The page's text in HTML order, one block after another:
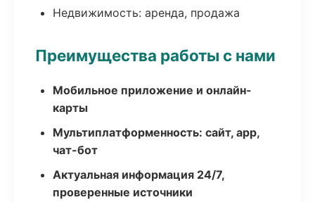
Недвижимость: аренда, продажа
Преимущества работы с нами
Мобильное приложение и онлайн-
карты
Мультиплатформенность: сайт, app,
чат-бот
Актуальная информация 24/7,
проверенные источники